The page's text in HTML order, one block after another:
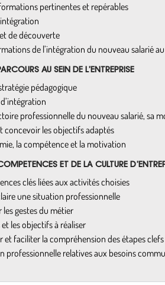
pertinentes et repérables
de découverte
de l’intégration du nouveau salarié
AU SEIN DE L’ENTREPRISE
pédagogique
professionnelle du nouveau salarié, sa
concevoir les objectifs adaptés
la compétence et la motivation
ET DE LA CULTURE
clés liées aux activités choisies
une situation professionnelle
gestes du métier
les objectifs à réaliser
et faciliter la compréhension des étapes clefs
professionnelle relatives aux besoins